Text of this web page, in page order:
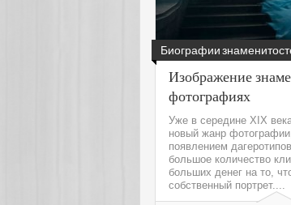
Биографии
Изображение
фотографиях
Уже в середине XIX
новый жанр
появлением
большое количество
больших денег на то,
собственный портрет....